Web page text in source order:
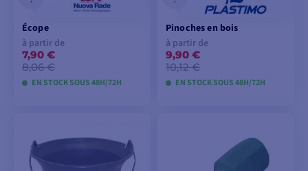
Écope
à partir de
7,90 €
8,06 €
EN STOCK SOUS 48H/72H
Pinoches en bois
à partir de
9,90 €
10,12 €
EN STOCK SOUS 48H/72H